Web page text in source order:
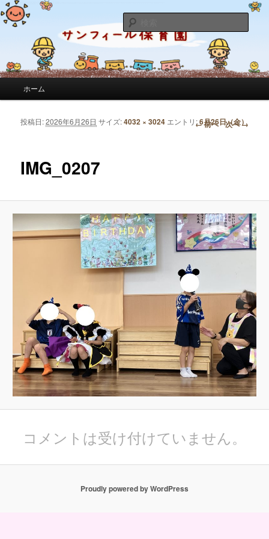
サンフィール保育園のブログ
サンフィール保育園のせんせいのブログです。園の日常を綴っています。
索
メインコンテンツへ移動
サブコンテンツへ移動
ホーム
画像ナビゲーション ← 前へ 次へ →
IMG_0207
投稿日:2026年6月26日 サイズ:4032 × 3024 エントリ:6月26日（金）
コメントは受け付けていません。
Proudly powered by WordPress